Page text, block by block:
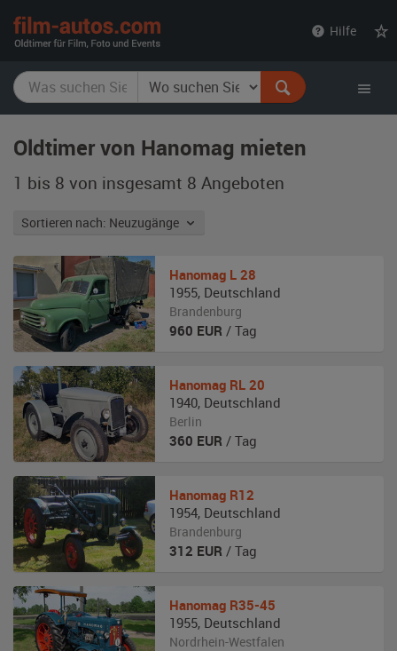
Hilfe
Oldtimer von Hanomag mieten
1 bis 8 von insgesamt 8 Angeboten
Sortieren nach: Neuzugänge
Hanomag L 28
1955, Deutschland
Brandenburg
960 EUR / Tag
Hanomag RL 20
1940, Deutschland
Berlin
360 EUR / Tag
Hanomag R12
1954, Deutschland
Brandenburg
312 EUR / Tag
Hanomag R35-45
1955, Deutschland
Nordrhein-Westfalen